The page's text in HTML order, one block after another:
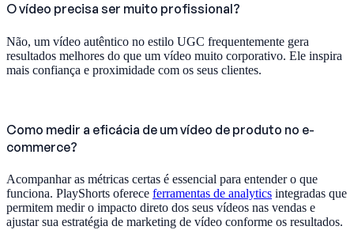
O vídeo precisa ser muito profissional?
Não, um vídeo autêntico no estilo UGC frequentemente gera
resultados melhores do que um vídeo muito corporativo. Ele inspira
mais confiança e proximidade com os seus clientes.
Como medir a eficácia de um vídeo de produto no e-
commerce?
Acompanhar as métricas certas é essencial para entender o que
funciona. PlayShorts oferece ferramentas de analytics integradas que
permitem medir o impacto direto dos seus vídeos nas vendas e
ajustar sua estratégia de marketing de vídeo conforme os resultados.